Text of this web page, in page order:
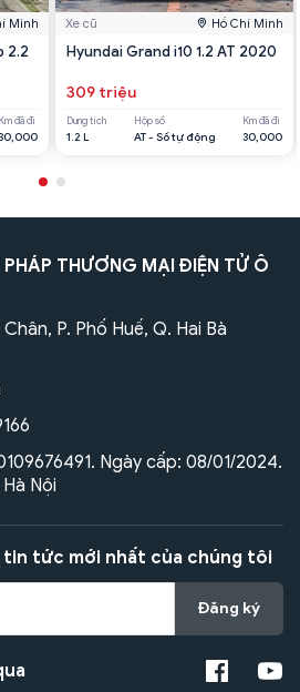
Minh
2.2
Km đã đi
Xe cũ Hồ Chí Minh
Hyundai Grand i10 1.2 AT 2020
309 triệu
Dung tích
1.2 L
Hộp số
AT - Số tự động
Km đã đi
30,000
THƯƠNG MẠI ĐIỆN TỬ Ô
P. Phố Huế, Q. Hai Bà
Ngày cấp: 08/01/2024.
Nội
tin tức mới nhất của chúng tôi
Đăng ký